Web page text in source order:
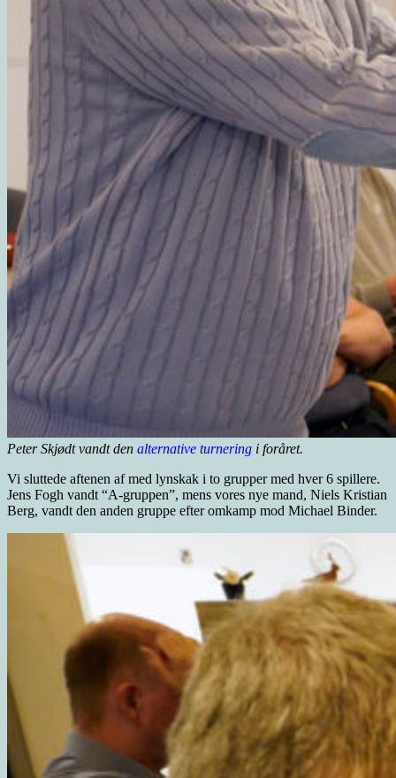
Peter Skjødt vandt den alternative turnering i foråret.
Vi sluttede aftenen af med lynskak i to grupper med hver 6 spillere.
Jens Fogh vandt “A-gruppen”, mens vores nye mand, Niels Kristian
Berg, vandt den anden gruppe efter omkamp mod Michael Binder.